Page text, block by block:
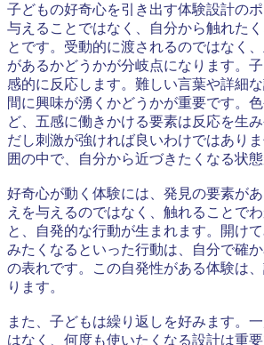
子どもの好奇心を引き出す体験設計の
与えることではなく、自分から触れた
とです。受動的に渡されるのではなく
があるかどうかが分岐点になります。
感的に反応します。難しい言葉や詳細
間に興味が湧くかどうかが重要です。
ど、五感に働きかける要素は反応を生
だし刺激が強ければ良いわけではあり
囲の中で、自分から近づきたくなる状態
好奇心が動く体験には、発見の要素が
えを与えるのではなく、触れることで
と、自発的な行動が生まれます。開け
みたくなるといった行動は、自分で確
の表れです。この自発性がある体験は
ります。
また、子どもは繰り返しを好みます。
はなく、何度も使いたくなる設計は重